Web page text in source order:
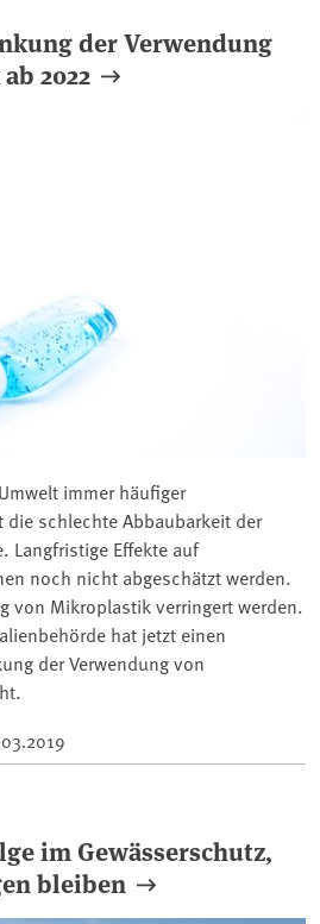
der Verwendung
2022
immer häufiger
die schlechte Abbaubarkeit der
Langfristige Effekte auf
noch nicht abgeschätzt werden.
von Mikroplastik verringert werden.
hat jetzt einen
der Verwendung von
im Gewässerschutz,
bleiben